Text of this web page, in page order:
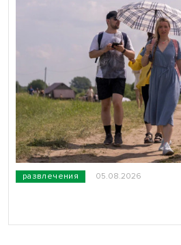
развлечения 05.08.2026